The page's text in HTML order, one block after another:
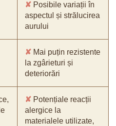
✘ Posibile variații în
aspectul și strălucirea
aurului
✘ Mai puțin rezistente
la zgârieturi și
deteriorări
✘ Potențiale reacții
alergice la
materialele utilizate,